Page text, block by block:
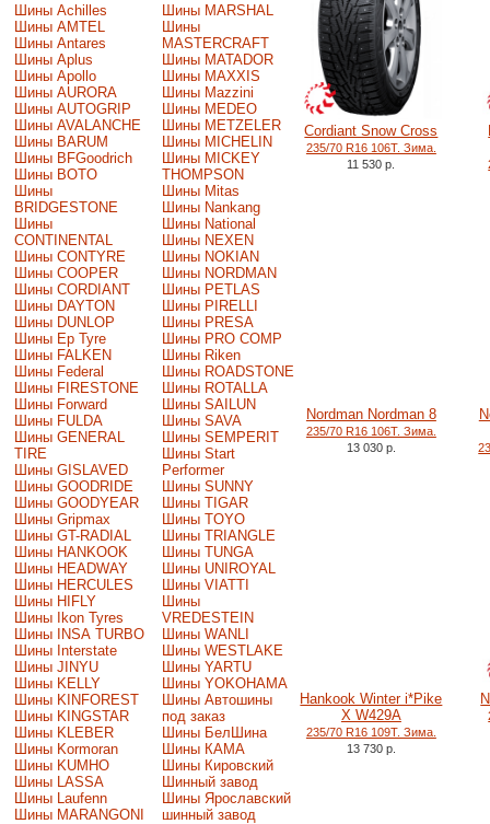
Шины Achilles
Шины AMTEL
Шины Antares
Шины Aplus
Шины Apollo
Шины AURORA
Шины AUTOGRIP
Шины AVALANCHE
Шины BARUM
Шины BFGoodrich
Шины BOTO
Шины
BRIDGESTONE
Шины
CONTINENTAL
Шины CONTYRE
Шины COOPER
Шины CORDIANT
Шины DAYTON
Шины DUNLOP
Шины Ep Tyre
Шины FALKEN
Шины Federal
Шины FIRESTONE
Шины Forward
Шины FULDA
Шины GENERAL
TIRE
Шины GISLAVED
Шины GOODRIDE
Шины GOODYEAR
Шины Gripmax
Шины GT-RADIAL
Шины HANKOOK
Шины HEADWAY
Шины HERCULES
Шины HIFLY
Шины Ikon Tyres
Шины INSA TURBO
Шины Interstate
Шины JINYU
Шины KELLY
Шины KINFOREST
Шины KINGSTAR
Шины KLEBER
Шины Kormoran
Шины KUMHO
Шины LASSA
Шины Laufenn
Шины MARANGONI
Шины MARSHAL
Шины
MASTERCRAFT
Шины MATADOR
Шины MAXXIS
Шины Mazzini
Шины MEDEO
Шины METZELER
Шины MICHELIN
Шины MICKEY
THOMPSON
Шины Mitas
Шины Nankang
Шины National
Шины NEXEN
Шины NOKIAN
Шины NORDMAN
Шины PETLAS
Шины PIRELLI
Шины PRESA
Шины PRO COMP
Шины Riken
Шины ROADSTONE
Шины ROTALLA
Шины SAILUN
Шины SAVA
Шины SEMPERIT
Шины Start
Performer
Шины SUNNY
Шины TIGAR
Шины TOYO
Шины TRIANGLE
Шины TUNGA
Шины UNIROYAL
Шины VIATTI
Шины
VREDESTEIN
Шины WANLI
Шины WESTLAKE
Шины YARTU
Шины YOKOHAMA
Шины Автошины
под заказ
Шины БелШина
Шины КАМА
Шины Кировский
Шинный завод
Шины Ярославский
шинный завод
Cordiant Snow Cross
235/70 R16 106T. Зима.
11 530 р.
Nordman Nordman 8
235/70 R16 106T. Зима.
13 030 р.
Hankook Winter i*Pike
X W429A
235/70 R16 109T. Зима.
13 730 р.